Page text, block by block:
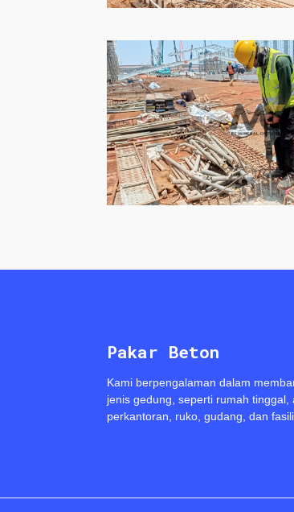
Pakar Beton
Kami berpengalaman dalam
jenis gedung, seperti rumah tinggal,
perkantoran, ruko, gudang, dan